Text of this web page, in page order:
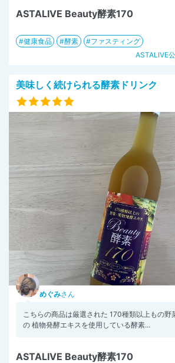
ASTALIVE Beauty酵素170
健康食品 酵素
ファスティング
ASTALIVE
美味しく続けられる酵素ドリンク
めぐみさん
こちらの商品は厳選された 170種類以上もの野
の 植物発酵エキスを使用している酵素...
ASTALIVE Beauty酵素170